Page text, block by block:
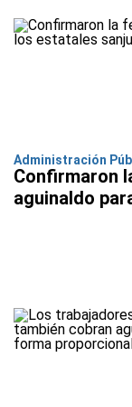
Administración
Confirmaron
aguinaldo